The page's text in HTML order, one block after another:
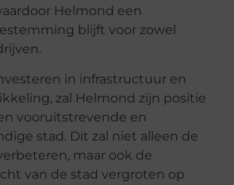
Helmond een
blijft voor zowel
in infrastructuur en
zal Helmond zijn positie
vooruitstrevende en
stad. Dit zal niet alleen de
maar ook de
van de stad vergroten op